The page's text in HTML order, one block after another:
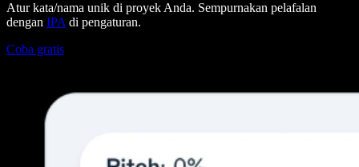
Atur kata/nama unik di proyek Anda. Sempurnakan pelafalan
dengan IPA di pengaturan.
Coba gratis